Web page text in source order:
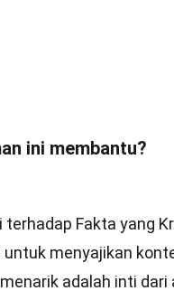
ini membantu?
Fakta yang
menyajikan
adalah inti dari